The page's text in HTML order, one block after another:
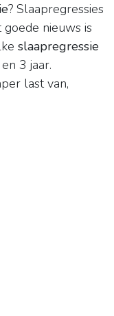
? Slaapregressies
goede nieuws is
slaapregressie
3 jaar.
last van,